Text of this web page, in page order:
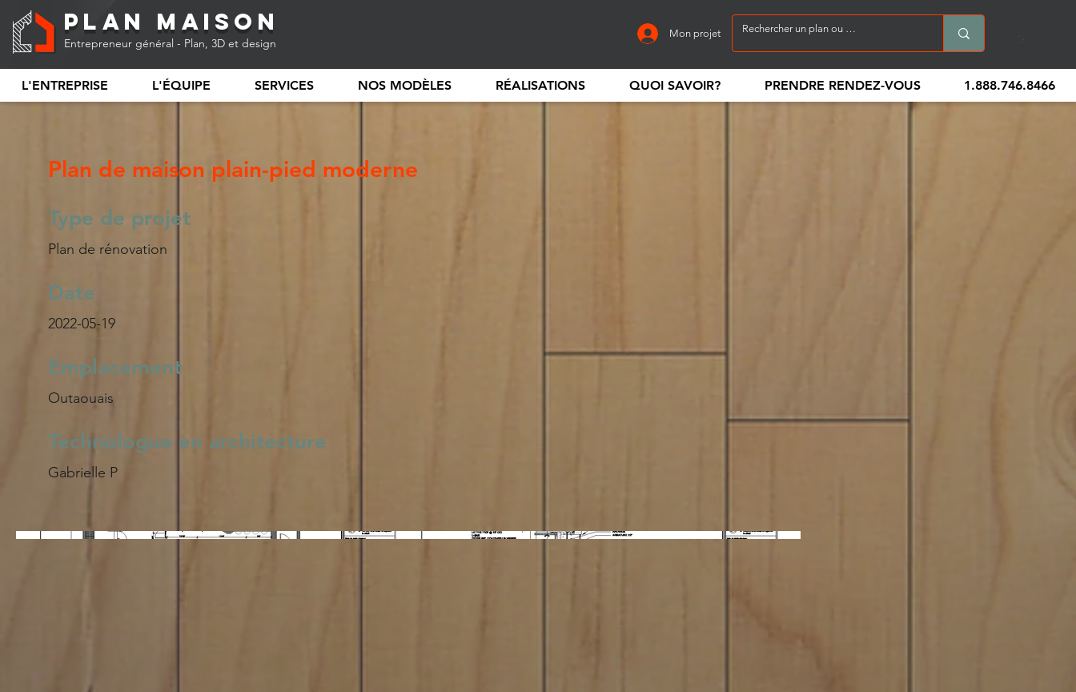
Plan Maison
Entrepreneur général - Plan, 3D et design
Mon projet
L'ENTREPRISE L'ÉQUIPE SERVICES NOS MODÈLES RÉALISATIONS QUOI SAVOIR? PRENDRE RENDEZ-VOUS 1.888.746.8466
Plan de maison plain-pied moderne
Type de projet
Plan de rénovation
Date
2022-05-19
Emplacement
Outaouais
Technologue en architecture
Gabrielle P